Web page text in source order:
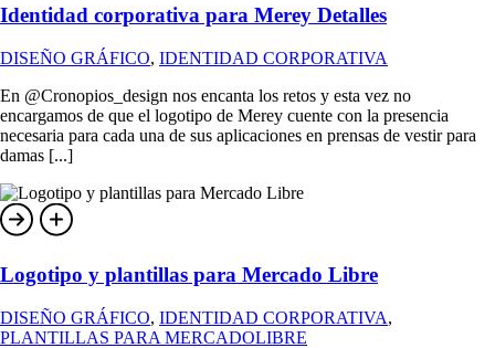
Identidad corporativa para Merey Detalles
DISEÑO GRÁFICO, IDENTIDAD CORPORATIVA
En @Cronopios_design nos encanta los retos y esta vez no
encargamos de que el logotipo de Merey cuente con la presencia
necesaria para cada una de sus aplicaciones en prensas de vestir para
damas [...]
Logotipo y plantillas para Mercado Libre
DISEÑO GRÁFICO, IDENTIDAD CORPORATIVA,
PLANTILLAS PARA MERCADOLIBRE